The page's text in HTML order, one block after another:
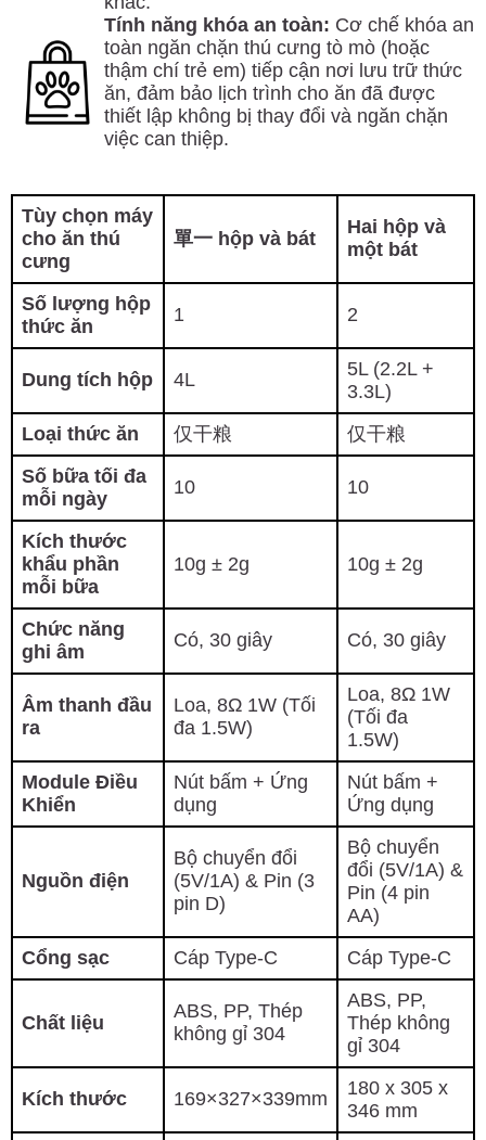
Tính năng khóa an toàn: Cơ chế khóa an
toàn ngăn chặn thú cưng tò mò (hoặc
thậm chí trẻ em) tiếp cận nơi lưu trữ thức
ăn, đảm bảo lịch trình cho ăn đã được
thiết lập không bị thay đổi và ngăn chặn
việc can thiệp.
Tùy chọn máy
cho ăn thú
cưng
單一 hộp và bát
Hai hộp và
một bát
Số lượng hộp
thức ăn
1 2
Dung tích hộp 4L
5L (2.2L +
3.3L)
Loại thức ăn
仅干粮
仅干粮
Số bữa tối đa
mỗi ngày
10 10
Kích thước
khẩu phần
mỗi bữa
10g ± 2g 10g ± 2g
Chức năng
ghi âm
Có, 30 giây Có, 30 giây
Âm thanh đầu
ra
Loa, 8Ω 1W (Tối
đa 1.5W)
Loa, 8Ω 1W
(Tối đa
1.5W)
Module Điều
Khiển
Nút bấm + Ứng
dụng
Nút bấm +
Ứng dụng
Nguồn điện
Bộ chuyển đổi
(5V/1A) & Pin (3
pin D)
Bộ chuyển
đổi (5V/1A) &
Pin (4 pin
AA)
Cổng sạc
Cáp Type-C Cáp Type-C
Chất liệu
ABS, PP, Thép
không gỉ 304
ABS, PP,
Thép không
gỉ 304
Kích thước 169×327×339mm
180 x 305 x
346 mm